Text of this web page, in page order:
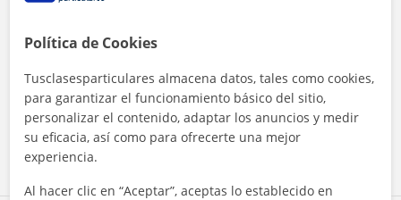
Al hacer clic, aceptas nuestroaviso legaly deprivacidad
Contactar ahora
Política de Cookies
Tusclasesparticulares almacena datos, tales como cookies,
para garantizar el funcionamiento básico del sitio,
personalizar el contenido, adaptar los anuncios y medir
su eficacia, así como para ofrecerte una mejor
experiencia.
Al hacer clic en “Aceptar”, aceptas lo establecido en